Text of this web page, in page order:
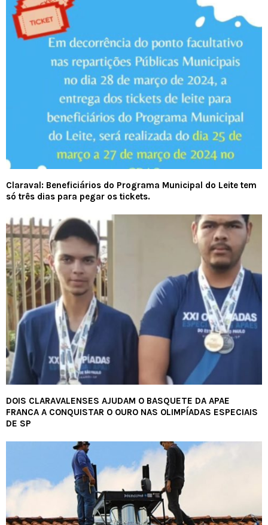
Claraval: Beneficiários do Programa Municipal do Leite tem
só três dias para pegar os tickets.
DOIS CLARAVALENSES AJUDAM O BASQUETE DA APAE
FRANCA A CONQUISTAR O OURO NAS OLIMPÍADAS ESPECIAIS
DE SP